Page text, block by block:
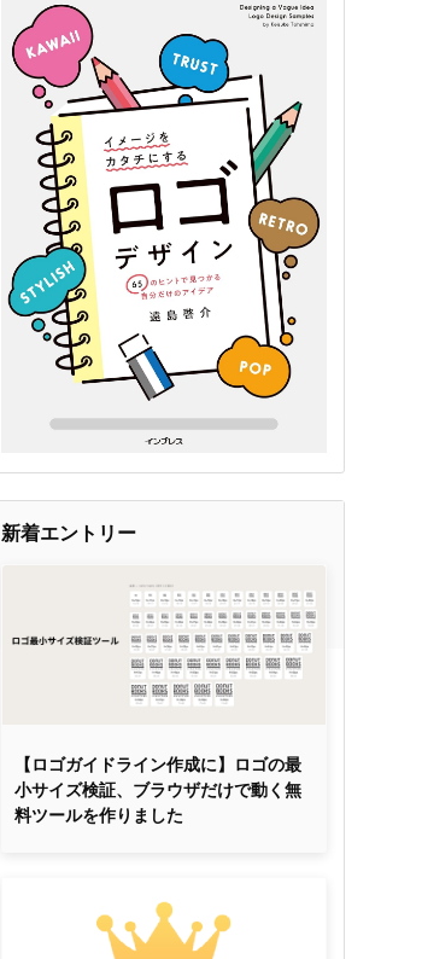
新着エントリー
【ロゴガイドライン作成に】ロゴの最
小サイズ検証、ブラウザだけで動く無
料ツールを作りました